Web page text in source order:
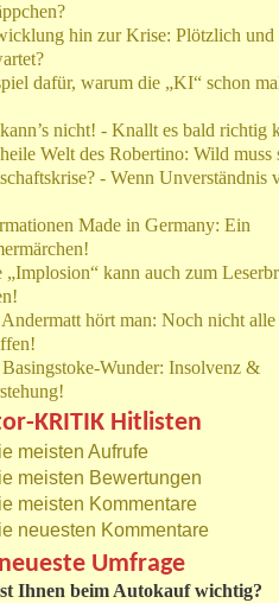
hin zur Krise: Plötzlich und
dafür, warum die „KI“ schon
nicht! - Knallt es bald richtig
Welt des Robertino: Wild muss
- Wenn Unverständnis
Made in Germany: Ein
„Implosion“ kann auch zum
hört man: Noch nicht alle
Wunder: Insolvenz &
KRITIK Hitlisten
meisten Aufrufe
meisten Bewertungen
meisten Kommentare
neuesten Kommentare
Umfrage
Ihnen beim Autokauf wichtig?